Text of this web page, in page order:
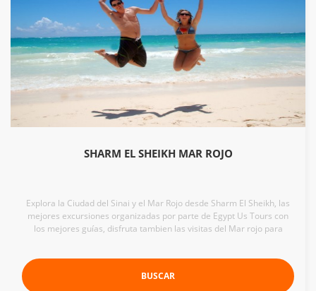
SHARM EL SHEIKH MAR ROJO
Explora la Ciudad del Sinai y el Mar Rojo desde Sharm El Sheikh, las
mejores excursiones organizadas por parte de Egypt Us Tours con
los mejores guías, disfruta tambien las visitas del Mar rojo para
BUSCAR